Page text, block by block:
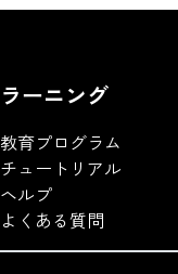
ラーニング
教育プログラム
チュートリアル
ヘルプ
よくある質問